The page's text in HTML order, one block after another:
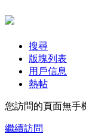
搜尋
版塊列表
用戶信息
熱帖
您訪問的頁面無手
繼續訪問